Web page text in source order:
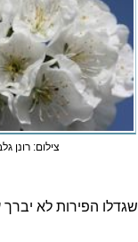
צילום: רונן
שגדלו הפירות לא יברך